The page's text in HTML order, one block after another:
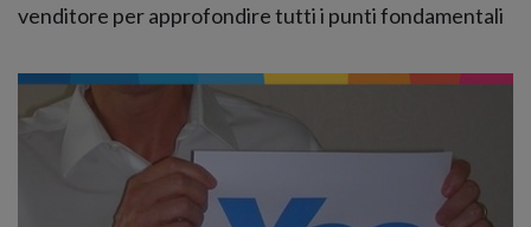
venditore per approfondire tutti i punti fondamentali